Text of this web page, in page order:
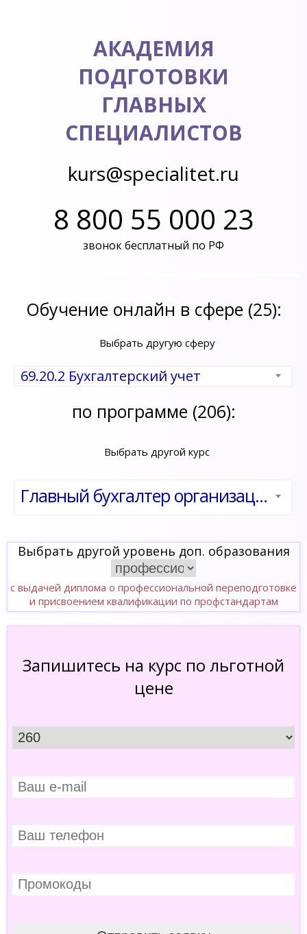
АКАДЕМИЯ
ПОДГОТОВКИ
ГЛАВНЫХ
СПЕЦИАЛИСТОВ
kurs@specialitet.ru
8 800 55 000 23
звонок бесплатный по РФ
Обучение онлайн в сфере (25):
Выбрать другую сферу
69.20.2 Бухгалтерский учет
по программе (206):
Выбрать другой курс
Главный бухгалтер организации бюджетной сферы. Повышение квалификации по профстандарту «Бухгалтер» (код В)
Выбрать другой уровень доп. образования
с выдачей диплома о профессиональной переподготовке
и присвоением квалификации по профстандартам
Запишитесь на курс по льготной
цене